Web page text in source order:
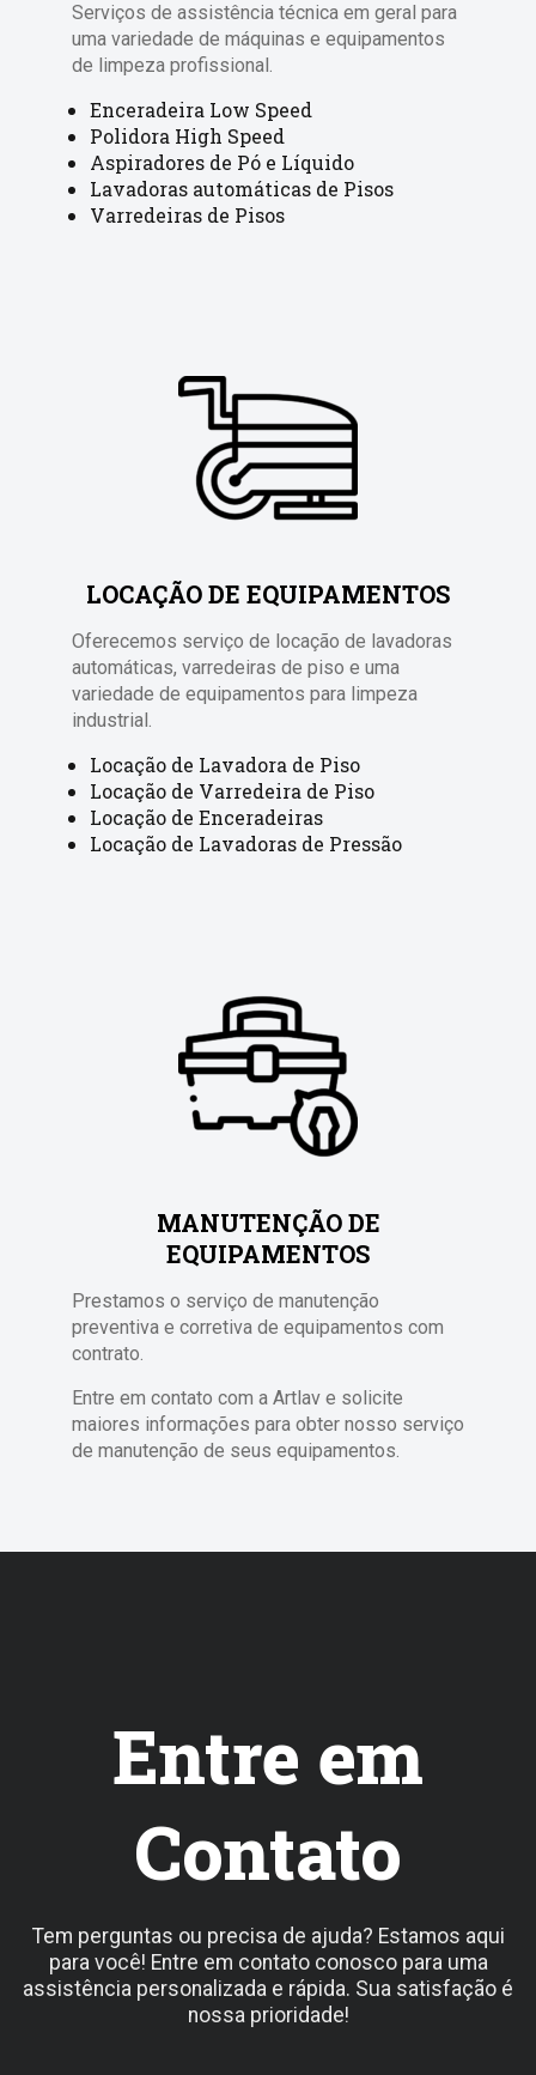
Serviços de assistência técnica em geral para
uma variedade de máquinas e equipamentos
de limpeza profissional.
Enceradeira Low Speed
Polidora High Speed
Aspiradores de Pó e Líquido
Lavadoras automáticas de Pisos
Varredeiras de Pisos
LOCAÇÃO DE EQUIPAMENTOS
Oferecemos serviço de locação de lavadoras
automáticas, varredeiras de piso e uma
variedade de equipamentos para limpeza
industrial.
Locação de Lavadora de Piso
Locação de Varredeira de Piso
Locação de Enceradeiras
Locação de Lavadoras de Pressão
MANUTENÇÃO DE
EQUIPAMENTOS
Prestamos o serviço de manutenção
preventiva e corretiva de equipamentos com
contrato.
Entre em contato com a Artlav e solicite
maiores informações para obter nosso serviço
de manutenção de seus equipamentos.
Entre em
Contato
Tem perguntas ou precisa de ajuda? Estamos aqui
para você! Entre em contato conosco para uma
assistência personalizada e rápida. Sua satisfação é
nossa prioridade!